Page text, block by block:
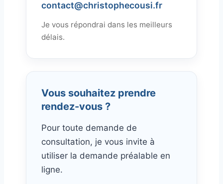
contact@christophecousi.fr
Je vous répondrai dans les meilleurs
délais.
Vous souhaitez prendre
rendez-vous ?
Pour toute demande de
consultation, je vous invite à
utiliser la demande préalable en
ligne.